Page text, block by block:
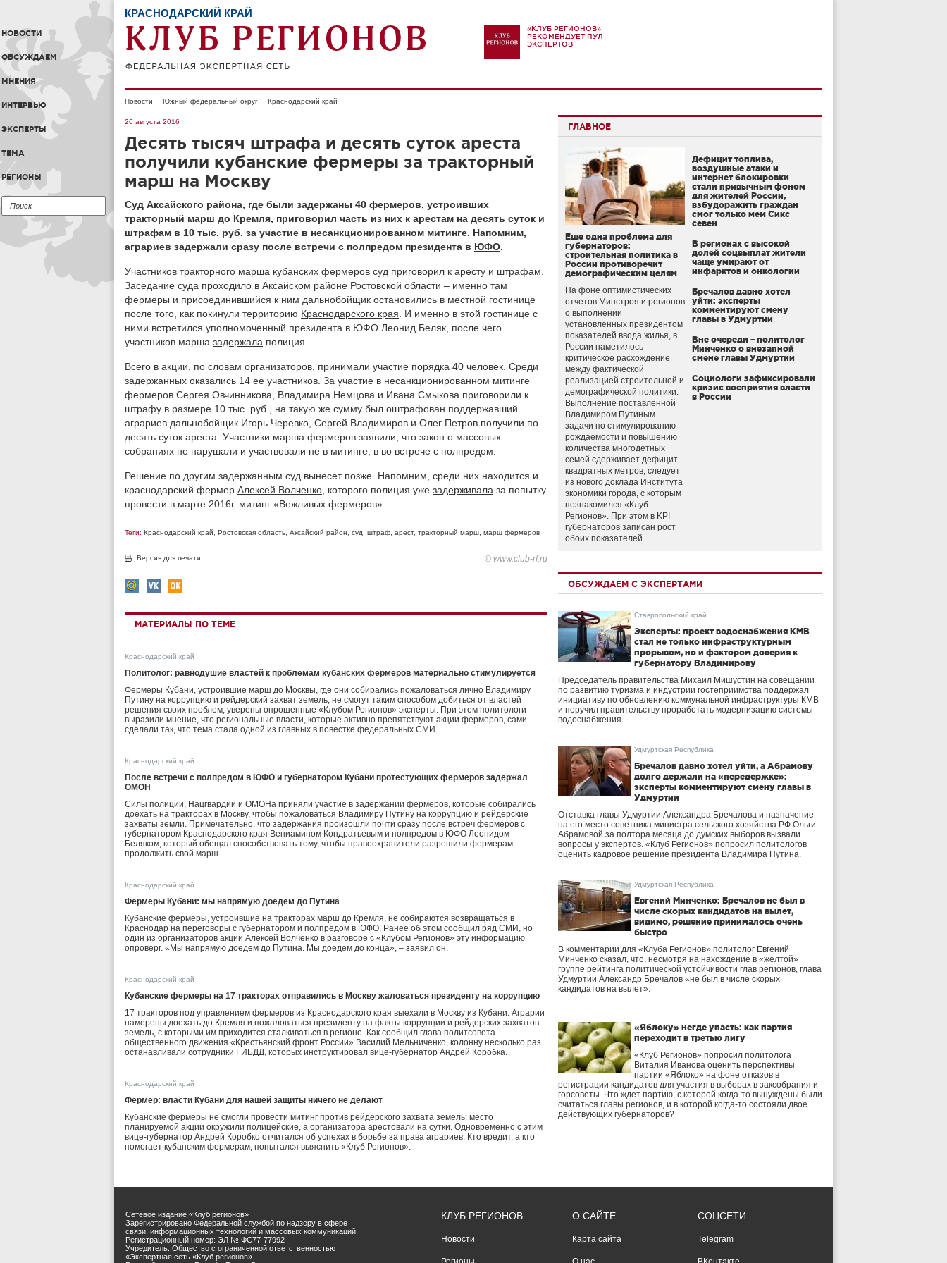
НОВОСТИ
ОБСУЖДАЕМ
МНЕНИЯ
ИНТЕРВЬЮ
ЭКСПЕРТЫ
ТЕМА
РЕГИОНЫ
КРАСНОДАРСКИЙ КРАЙ
«КЛУБ РЕГИОНОВ»
РЕКОМЕНДУЕТ ПУЛ
ЭКСПЕРТОВ
Новости Южный федеральный округ Краснодарский край
26 августа 2016
Десять тысяч штрафа и десять суток ареста
получили кубанские фермеры за тракторный
марш на Москву
Суд Аксайского района, где были задержаны 40 фермеров, устроивших
тракторный марш до Кремля, приговорил часть из них к арестам на десять суток и
штрафам в 10 тыс. руб. за участие в несанкционированном митинге. Напомним,
аграриев задержали сразу после встречи с полпредом президента в ЮФО.
Участников тракторного марша кубанских фермеров суд приговорил к аресту и штрафам.
Заседание суда проходило в Аксайском районе Ростовской области – именно там
фермеры и присоединившийся к ним дальнобойщик остановились в местной гостинице
после того, как покинули территорию Краснодарского края . И именно в этой гостинице с
ними встретился уполномоченный президента в ЮФО Леонид Беляк, после чего
участников марша задержала полиция.
Всего в акции, по словам организаторов, принимали участие порядка 40 человек. Среди
задержанных оказались 14 ее участников. За участие в несанкционированном митинге
фермеров Сергея Овчинникова, Владимира Немцова и Ивана Смыкова приговорили к
штрафу в размере 10 тыс. руб., на такую же сумму был оштрафован поддержавший
аграриев дальнобойщик Игорь Черевко, Сергей Владимиров и Олег Петров получили по
десять суток ареста. Участники марша фермеров заявили, что закон о массовых
собраниях не нарушали и участвовали не в митинге, в во встрече с полпредом.
Решение по другим задержанным суд вынесет позже. Напомним, среди них находится и
краснодарский фермер Алексей Волченко , которого полиция уже задерживала за попытку
провести в марте 2016г. митинг «Вежливых фермеров».
Теги: Краснодарский край Ростовская область Аксайский район суд штраф арест, тракторный марш марш фермеров
Версия для печати © www.club-rf.ru
МАТЕРИАЛЫ ПО ТЕМЕ
Краснодарский край
Политолог: равнодушие властей к проблемам кубанских фермеров материально стимулируется
Фермеры Кубани, устроившие марш до Москвы, где они собирались пожаловаться лично Владимиру
Путину на коррупцию и рейдерский захват земель, не смогут таким способом добиться от властей
решения своих проблем, уверены опрошенные «Клубом Регионов» эксперты. При этом политологи
выразили мнение, что региональные власти, которые активно препятствуют акции фермеров, сами
сделали так, что тема стала одной из главных в повестке федеральных СМИ.
Краснодарский край
После встречи с полпредом в ЮФО и губернатором Кубани протестующих фермеров задержал
ОМОН
Силы полиции, Нацгвардии и ОМОНа приняли участие в задержании фермеров, которые собирались
доехать на тракторах в Москву, чтобы пожаловаться Владимиру Путину на коррупцию и рейдерские
захваты земли. Примечательно, что задержания произошли почти сразу после встреч фермеров с
губернатором Краснодарского края Вениамином Кондратьевым и полпредом в ЮФО Леонидом
Беляком, который обещал способствовать тому, чтобы правоохранители разрешили фермерам
продолжить свой марш.
Краснодарский край
Фермеры Кубани: мы напрямую доедем до Путина
Кубанские фермеры, устроившие на тракторах марш до Кремля, не собираются возвращаться в
Краснодар на переговоры с губернатором и полпредом в ЮФО. Ранее об этом сообщил ряд СМИ, но
один из организаторов акции Алексей Волченко в разговоре с «Клубом Регионов» эту информацию
опроверг. «Мы напрямую доедем до Путина. Мы доедем до конца», – заявил он.
Краснодарский край
Кубанские фермеры на 17 тракторах отправились в Москву жаловаться президенту на коррупцию
17 тракторов под управлением фермеров из Краснодарского края выехали в Москву из Кубани. Аграрии
намерены доехать до Кремля и пожаловаться президенту на факты коррупции и рейдерских захватов
земель, с которыми им приходится сталкиваться в регионе. Как сообщил глава политсовета
общественного движения «Крестьянский фронт России» Василий Мельниченко, колонну несколько раз
останавливали сотрудники ГИБДД, которых инструктировал вице-губернатор Андрей Коробка.
Краснодарский край
Фермер: власти Кубани для нашей защиты ничего не делают
Кубанские фермеры не смогли провести митинг против рейдерского захвата земель: место
планируемой акции окружили полицейские, а организатора арестовали на сутки. Одновременно с этим
вице-губернатор Андрей Коробко отчитался об успехах в борьбе за права аграриев. Кто вредит, а кто
помогает кубанским фермерам, попытался выяснить «Клуб Регионов».
ГЛАВНОЕ
Еще одна проблема для
губернаторов:
строительная политика в
России противоречит
демографическим целям
На фоне оптимистических
отчетов Минстроя и регионов
о выполнении
установленных президентом
показателей ввода жилья, в
России наметилось
критическое расхождение
между фактической
реализацией строительной и
демографической политики.
Выполнение поставленной
Владимиром Путиным
задачи по стимулированию
рождаемости и повышению
количества многодетных
семей сдерживает дефицит
квадратных метров, следует
из нового доклада Института
экономики города, с которым
познакомился «Клуб
Регионов». При этом в KPI
губернаторов записан рост
обоих показателей.
Дефицит топлива,
воздушные атаки и
интернет блокировки
стали привычным фоном
для жителей России,
взбудоражить граждан
смог только мем Сикс
севен
В регионах с высокой
долей соцвыплат жители
чаще умирают от
инфарктов и онкологии
Бречалов давно хотел
уйти: эксперты
комментируют смену
главы в Удмуртии
Вне очереди – политолог
Минченко о внезапной
смене главы Удмуртии
Социологи зафиксировали
кризис восприятия власти
в России
ОБСУЖДАЕМ С ЭКСПЕРТАМИ
Ставропольский край
Эксперты: проект водоснабжения КМВ
стал не только инфраструктурным
прорывом, но и фактором доверия к
губернатору Владимирову
Председатель правительства Михаил Мишустин на совещании
по развитию туризма и индустрии гостеприимства поддержал
инициативу по обновлению коммунальной инфраструктуры КМВ
и поручил правительству проработать модернизацию системы
водоснабжения.
Удмуртская Республика
Бречалов давно хотел уйти, а Абрамову
долго держали на «передержке»:
эксперты комментируют смену главы в
Удмуртии
Отставка главы Удмуртии Александра Бречалова и назначение
на его место советника министра сельского хозяйства РФ Ольги
Абрамовой за полтора месяца до думских выборов вызвали
вопросы у экспертов. «Клуб Регионов» попросил политологов
оценить кадровое решение президента Владимира Путина.
Удмуртская Республика
Евгений Минченко: Бречалов не был в
числе скорых кандидатов на вылет,
видимо, решение принималось очень
быстро
В комментарии для «Клуба Регионов» политолог Евгений
Минченко сказал, что, несмотря на нахождение в «желтой»
группе рейтинга политической устойчивости глав регионов, глава
Удмуртии Александр Бречалов «не был в числе скорых
кандидатов на вылет».
«Яблоку» негде упасть: как партия
переходит в третью лигу
«Клуб Регионов» попросил политолога
Виталия Иванова оценить перспективы
партии «Яблоко» на фоне отказов в
регистрации кандидатов для участия в выборах в заксобрания и
горсоветы. Что ждет партию, с которой когда-то вынуждены были
считаться главы регионов, и в которой когда-то состояли двое
действующих губернаторов?
Сетевое издание «Клуб регионов»
Зарегистрировано Федеральной службой по надзору в сфере
связи, информационных технологий и массовых коммуникаций.
Регистрационный номер: ЭЛ № ФС77-77992
Учредитель: Общество с ограниченной ответственностью
«Экспертная сеть «Клуб регионов»
КЛУБ РЕГИОНОВ
Новости
О САЙТЕ
Карта сайта
СОЦСЕТИ
Telegram